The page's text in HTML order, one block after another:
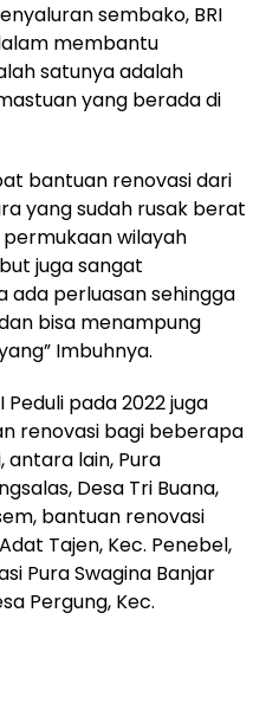
sembako, BRI
membantu
satunya adalah
yang berada di
bantuan renovasi dari
yang sudah rusak berat
wilayah
juga sangat
perluasan sehingga
bisa menampung
Imbuhnya.
Peduli pada 2022 juga
renovasi bagi beberapa
antara lain, Pura
Desa Tri Buana,
bantuan renovasi
Tajen, Kec. Penebel,
Pura Swagina Banjar
Pergung, Kec.